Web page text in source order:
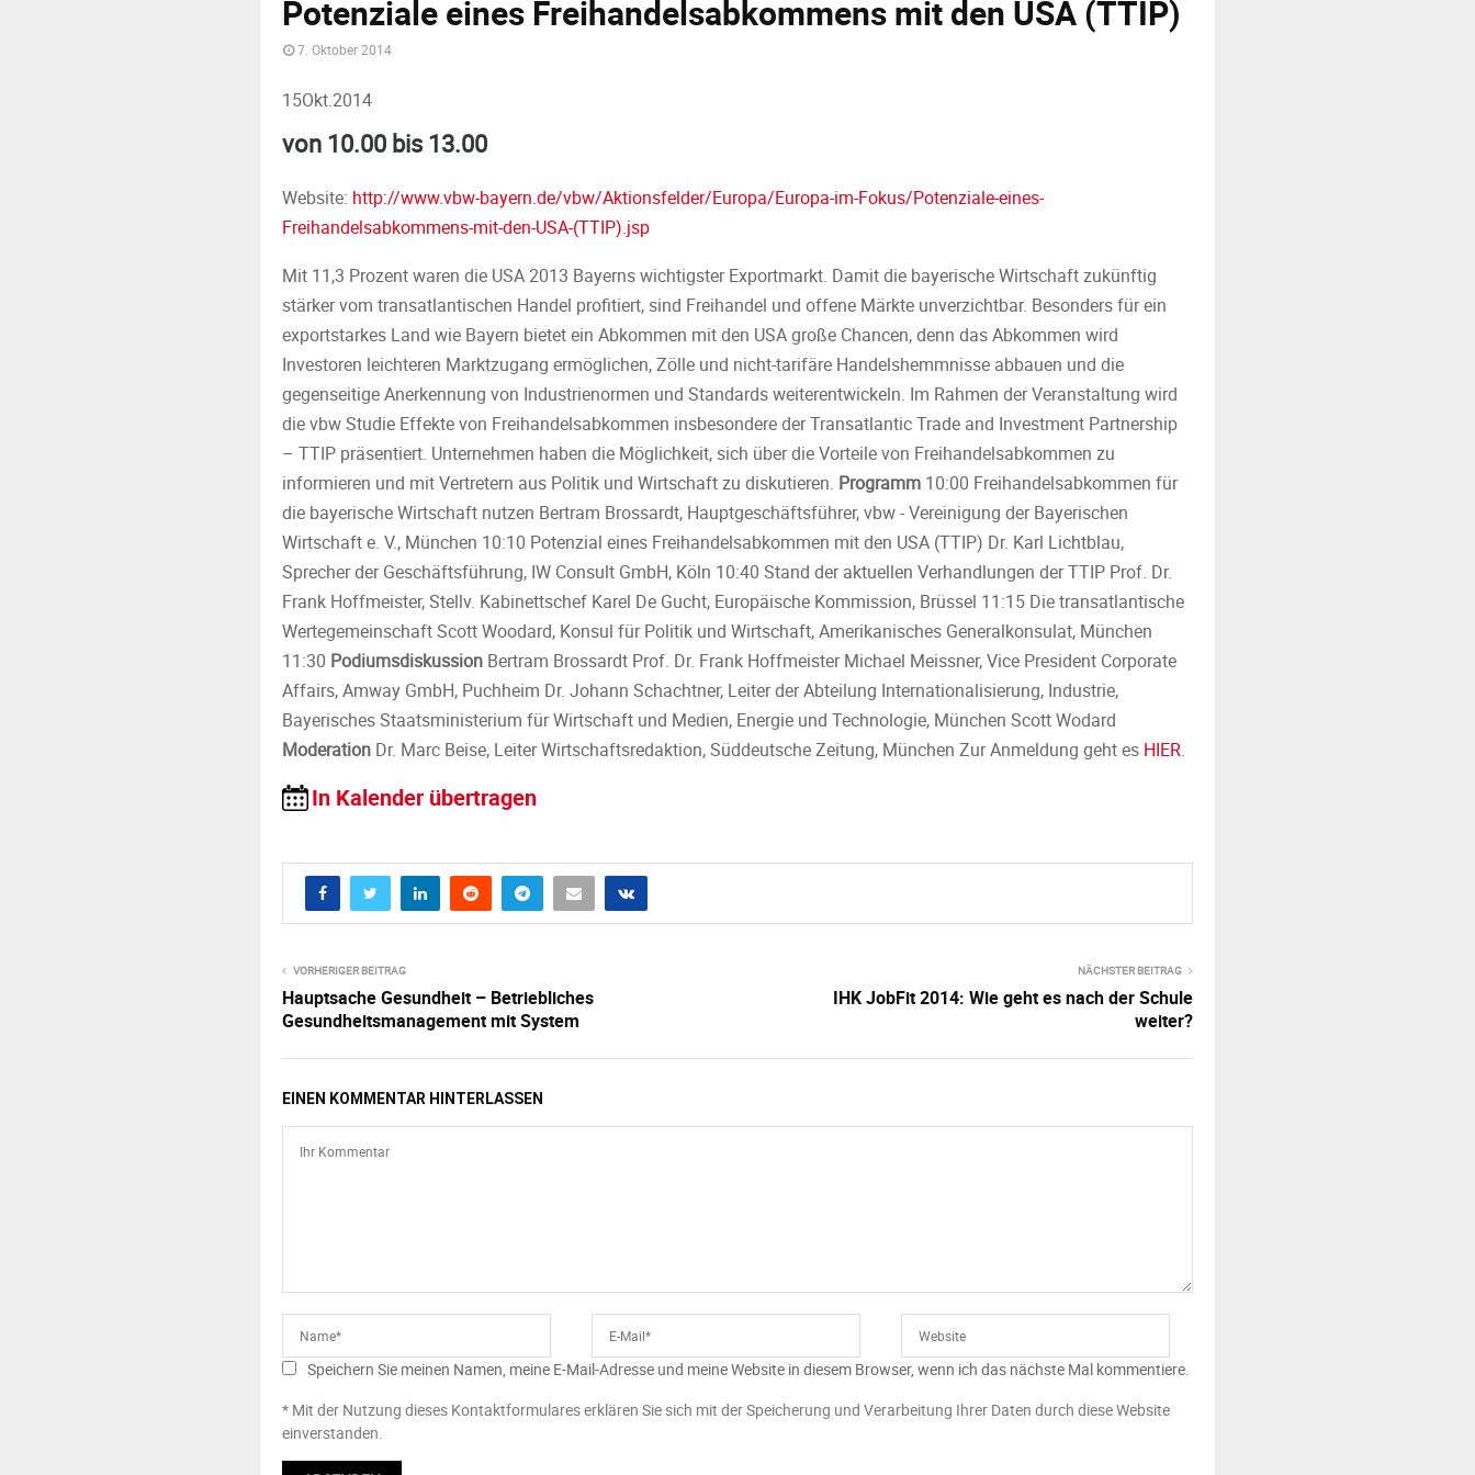
Potenziale eines Freihandelsabkommens mit den USA (TTIP)
7. Oktober 2014
15Okt.2014
von 10.00 bis 13.00
Website: http://www.vbw-bayern.de/vbw/Aktionsfelder/Europa/Europa-im-Fokus/Potenziale-eines-
Freihandelsabkommens-mit-den-USA-(TTIP).jsp
Mit 11,3 Prozent waren die USA 2013 Bayerns wichtigster Exportmarkt. Damit die bayerische Wirtschaft zukünftig
stärker vom transatlantischen Handel profitiert, sind Freihandel und offene Märkte unverzichtbar. Besonders für ein
exportstarkes Land wie Bayern bietet ein Abkommen mit den USA große Chancen, denn das Abkommen wird
Investoren leichteren Marktzugang ermöglichen, Zölle und nicht-tarifäre Handelshemmnisse abbauen und die
gegenseitige Anerkennung von Industrienormen und Standards weiterentwickeln. Im Rahmen der Veranstaltung wird
die vbw Studie Effekte von Freihandelsabkommen insbesondere der Transatlantic Trade and Investment Partnership
– TTIP präsentiert. Unternehmen haben die Möglichkeit, sich über die Vorteile von Freihandelsabkommen zu
informieren und mit Vertretern aus Politik und Wirtschaft zu diskutieren. Programm 10:00 Freihandelsabkommen für
die bayerische Wirtschaft nutzen Bertram Brossardt, Hauptgeschäftsführer, vbw - Vereinigung der Bayerischen
Wirtschaft e. V., München 10:10 Potenzial eines Freihandelsabkommen mit den USA (TTIP) Dr. Karl Lichtblau,
Sprecher der Geschäftsführung, IW Consult GmbH, Köln 10:40 Stand der aktuellen Verhandlungen der TTIP Prof. Dr.
Frank Hoffmeister, Stellv. Kabinettschef Karel De Gucht, Europäische Kommission, Brüssel 11:15 Die transatlantische
Wertegemeinschaft Scott Woodard, Konsul für Politik und Wirtschaft, Amerikanisches Generalkonsulat, München
11:30 Podiumsdiskussion Bertram Brossardt Prof. Dr. Frank Hoffmeister Michael Meissner, Vice President Corporate
Affairs, Amway GmbH, Puchheim Dr. Johann Schachtner, Leiter der Abteilung Internationalisierung, Industrie,
Bayerisches Staatsministerium für Wirtschaft und Medien, Energie und Technologie, München Scott Wodard
Moderation Dr. Marc Beise, Leiter Wirtschaftsredaktion, Süddeutsche Zeitung, München Zur Anmeldung geht es HIER.
In Kalender übertragen
VORHERIGER BEITRAG
Hauptsache Gesundheit – Betriebliches
Gesundheitsmanagement mit System
NÄCHSTER BEITRAG
IHK JobFit 2014: Wie geht es nach der Schule
weiter?
EINEN KOMMENTAR HINTERLASSEN
Speichern Sie meinen Namen, meine E-Mail-Adresse und meine Website in diesem Browser, wenn ich das nächste Mal kommentiere.
* Mit der Nutzung dieses Kontaktformulares erklären Sie sich mit der Speicherung und Verarbeitung Ihrer Daten durch diese Website
einverstanden.